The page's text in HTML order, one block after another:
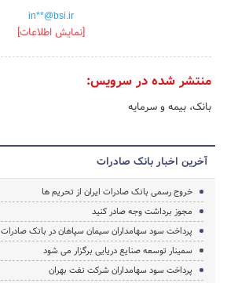
in**@bsi.ir
[نمایش اطلاعات]
منتشر شده در سرویس:
بانک، بیمه و سرمایه
آخرین اخبار بانک صادرات
خروج رسمی بانک صادرات ایران از تحریم ها
مجوز برداشت وجه صادر کنید
پرداخت سود سهامداران سیمان سپاهان در بانک صادرات
سمینار توسعه صنایع دریایی برگزار می شود
پرداخت سود سهامداران شرکت نفت بهران